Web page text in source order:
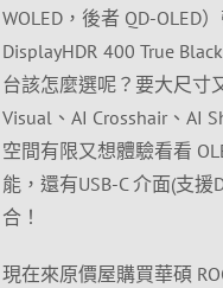
WOLED，後者 QD-OLED
DisplayHDR 400 True
台該怎麼選呢？要大尺寸
Visual、AI Crosshair、AI
空間有限又想體驗看看
能，還有USB-C 介面(支
合！
現在來原價屋購買華碩